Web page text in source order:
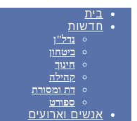
בית
חדשות
נדל"ן
ביטחון
חינוך
קהילה
דת ומסורת
ספורט
אנשים וארועים